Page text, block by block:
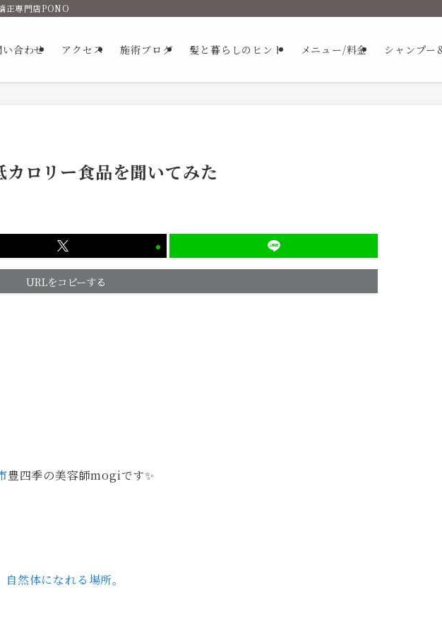
正専門店PONO
合わせ アクセス 施術ブログ 髪と暮らしのヒント メニュー/料金 シャンプー
ロリー食品を聞いてみた
URLをコピーする
豊四季の美容師mogiです✨
然体になれる場所。